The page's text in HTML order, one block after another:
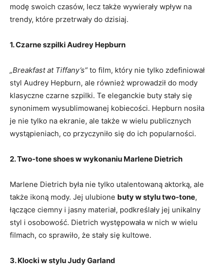
modę swoich czasów, lecz także wywierały wpływ na
trendy, które przetrwały do dzisiaj.
1. Czarne szpilki Audrey Hepburn
„Breakfast at Tiffany’s” to film, który nie tylko zdefiniował
styl Audrey Hepburn, ale również wprowadził do mody
klasyczne czarne szpilki. Te eleganckie buty stały się
synonimem wysublimowanej kobiecości. Hepburn nosiła
je nie tylko na ekranie, ale także w wielu publicznych
wystąpieniach, co przyczyniło się do ich popularności.
2. Two-tone shoes w wykonaniu Marlene Dietrich
Marlene Dietrich była nie tylko utalentowaną aktorką, ale
także ikoną mody. Jej ulubione buty w stylu two-tone,
łączące ciemny i jasny materiał, podkreślały jej unikalny
styl i osobowość. Dietrich występowała w nich w wielu
filmach, co sprawiło, że stały się kultowe.
3. Klocki w stylu Judy Garland